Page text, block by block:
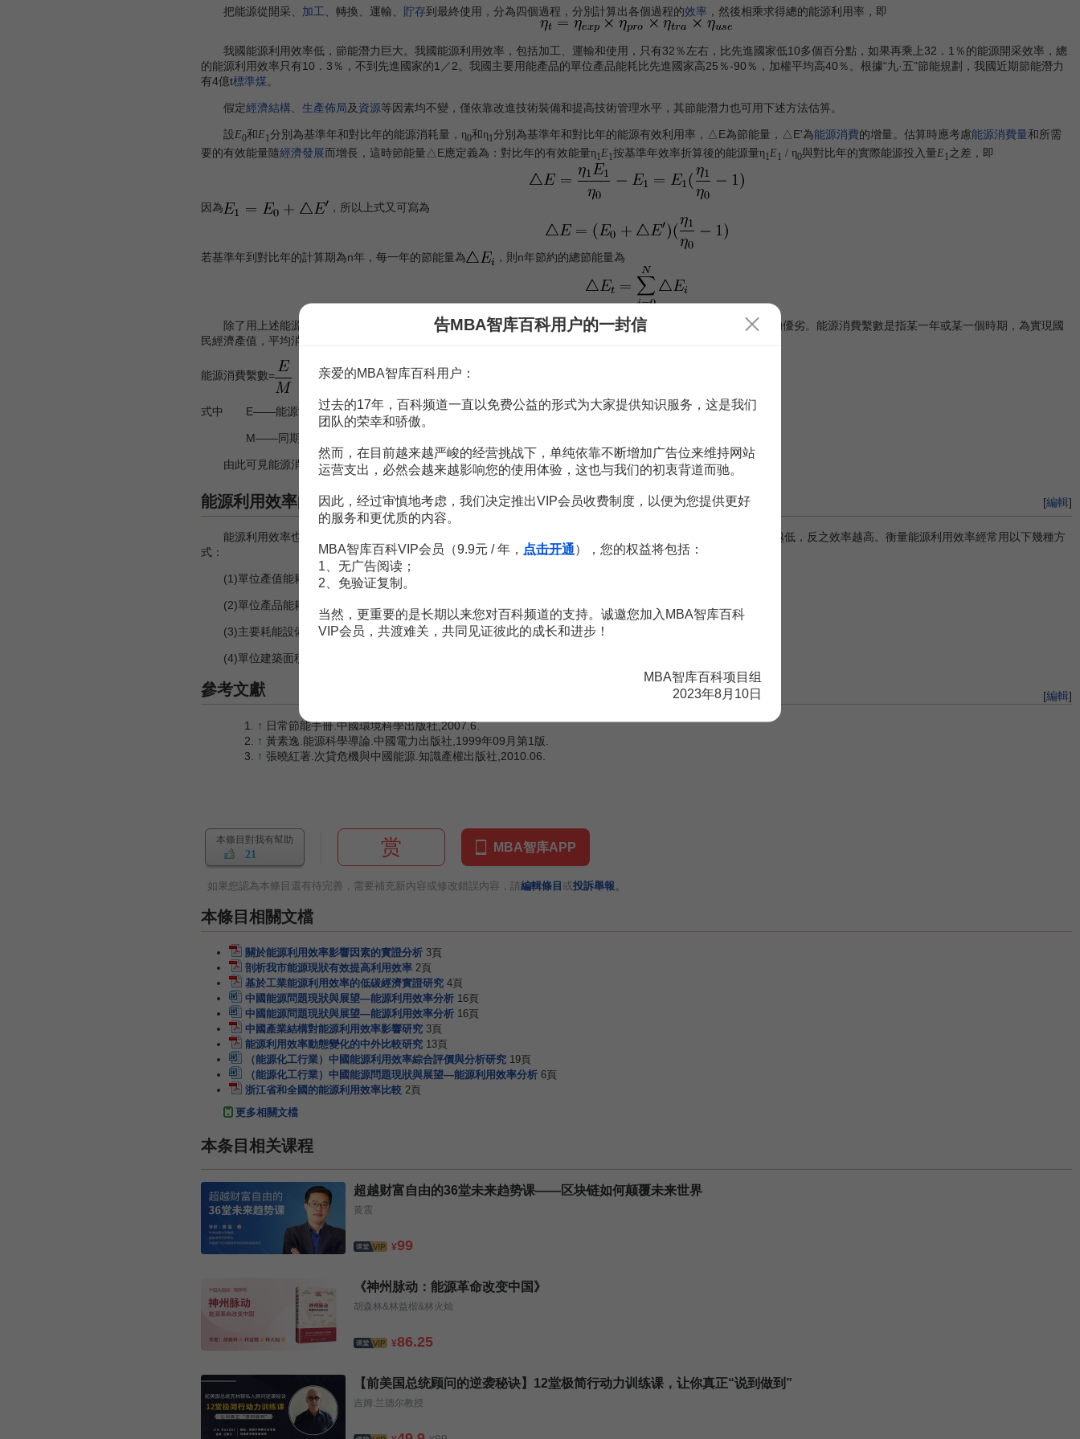
把能源從開采、 加工 、轉換、運輸、 貯存到最終使用，分為四個過程，分別計算出各個過程的效率 ，然後相乘求得總的能源利用率，即
我國能源利用效率低，節能潛力巨大。我國能源利用效率，包括加工、運輸和使用，只有32％左右，比先進國家低10多個百分點，如果再乘上32．1％的能源開采效率，總
的能源利用效率只有10．3％，不到先進國家的1／2。我國主要用能產品的單位產品能耗比先進國家高25％-90％，加權平均高40％。根據“九·五”節能規劃，我國近期節能潛力
有4億t標準煤。
假定經濟結構 生產佈局及 資源等因素均不變，僅依靠改進技術裝備和提高技術管理水平，其節能潛力也可用下述方法估箅。
設E0和E1 分別為基準年和對比年的能源消耗量， η0和η1 分別為基準年和對比年的能源有效利用率，△E為節能量，△E'為能源消費的增量。估算時應考慮能源消費量和所需
要的有效能量隨經濟發展而增長，這時節能量△E應定義為：對比年的有效能量η1 E1 按基準年效率折算後的能源量η1 E1 / η0與對比年的實際能源投入量E1 之差，即
因為 ，所以上式又可寫為
若基準年到對比年的計算期為n年，每一年的節能量為 ，則n年節約的總節能量為
除了用上述能源利用效率來衡量能量利用的技術水平和經濟性外，通常還用所謂“能源消費繫數”來評價能源利用的優劣。能源消費繫數是指某一年或某一個時期，為實現國
民經濟產值，平均消耗的能源量，其表達式為
能源消費繫數=
式中 E——能源消費量，kg標準煤；
M——同期國民生產總值，元或
由此可見能源消費繫數是一個從整個社會經濟效益去考察能源有效利用的指標。
[編輯]
能源利用效率的衡量 [3]
能源利用效率也稱能源效率，簡單地說就是每生產一個單位的
(或產品)所消耗的能源。所以，能耗越高效率越低，反之效率越高。衡量能源利用效率經常用以下幾種方
式：
(1)單位產值能耗，
(2)單位產品能耗，
(3)主要耗能設備能源效率，
(4)單位建築面積能耗。
[編輯]
參考文獻
↑ 日常節能手冊.中國環境科學出版社,2007.6.
↑ 黃素逸.能源科學導論.中國電力出版社,1999年09月第1版.
↑ 張曉紅著.次貸危機與中國能源.知識產權出版社,2010.06.
本條目對我有幫助
21 赏 MBA智库APP
如果您認為本條目還有待完善，需要補充新內容或修改錯誤內容，請編輯條目 或投訴舉報 。
本條目相關文檔
關於能源利用效率影響因素的實證分析 3頁
剖析我市能源現狀有效提高利用效率 2頁
基於工業能源利用效率的低碳經濟實證研究 4頁
中國能源問題現狀與展望—能源利用效率分析 16頁
中國能源問題現狀與展望—能源利用效率分析 16頁
中國產業結構對能源利用效率影響研究 3頁
能源利用效率動態變化的中外比較研究 13頁
（能源化工行業）中國能源利用效率綜合評價與分析研究 19頁
（能源化工行業）中國能源問題現狀與展望—能源利用效率分析 6頁
浙江省和全國的能源利用效率比較 2頁
更多相關文檔
本条目相关课程
超越财富自由的36堂未来趋势课——区块链如何颠覆未来世界
黄震
¥99
《神州脉动：能源革命改变中国》
胡森林&林益楷&林火灿
¥86.25
【前美国总统顾问的逆袭秘诀】12堂极简行动力训练课，让你真正“说到做到”
吉姆.兰德尔教授
告MBA智库百科用户的一封信
亲爱的MBA智库百科用户：
过去的17年，百科频道一直以免费公益的形式为大家提供知识服务，这是我们
团队的荣幸和骄傲。
然而，在目前越来越严峻的经营挑战下，单纯依靠不断增加广告位来维持网站
运营支出，必然会越来越影响您的使用体验，这也与我们的初衷背道而驰。
因此，经过审慎地考虑，我们决定推出VIP会员收费制度，以便为您提供更好
的服务和更优质的内容。
MBA智库百科VIP会员（9.9元 / 年， 点击开通），您的权益将包括：
1、无广告阅读；
2、免验证复制。
当然，更重要的是长期以来您对百科频道的支持。诚邀您加入MBA智库百科
VIP会员，共渡难关，共同见证彼此的成长和进步！
MBA智库百科项目组
2023年8月10日